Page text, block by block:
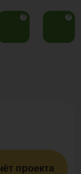
? ?
проекта